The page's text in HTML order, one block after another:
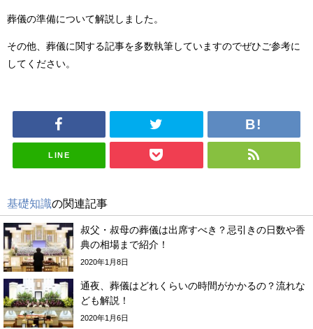
葬儀の準備について解説しました。
その他、葬儀に関する記事を多数執筆していますのでぜひご参考に
してください。
LINE
基礎知識の関連記事
叔父・叔母の葬儀は出席すべき？忌引きの日数や香
典の相場まで紹介！
2020年1月8日
通夜、葬儀はどれくらいの時間がかかるの？流れな
ども解説！
2020年1月6日